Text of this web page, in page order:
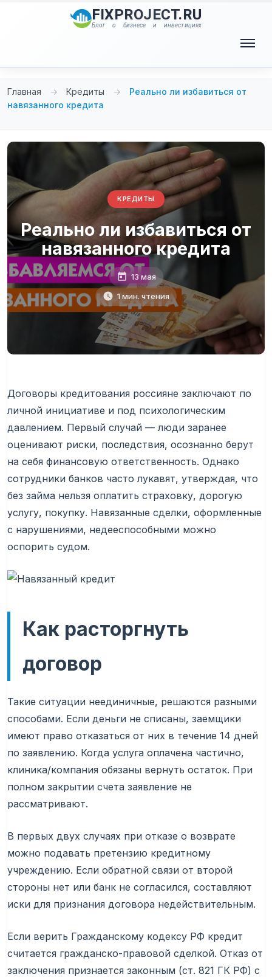
FIXPROJECT.RU
Блог о бизнесе и инвестициях
Главная → Кредиты →
Реально ли избавиться от
навязанного кредита
КРЕДИТЫ
Реально ли избавиться от
навязанного кредита
13 мая
1 мин. чтения
Договоры кредитования россияне заключают по
личной инициативе и под психологическим
давлением. Первый случай — люди заранее
оценивают риски, последствия, осознанно берут
на себя финансовую ответственность. Однако
сотрудники банков часто лукавят, утверждая, что
без займа нельзя оплатить страховку, дорогую
услугу, покупку. Навязанные сделки, оформленные
с нарушениями, недееспособными можно
оспорить судом.
Как расторгнуть
договор
Такие ситуации неединичные, решаются разными
способами. Если деньги не списаны, заемщики
имеют право отказаться от них в течение 14 дней
по заявлению. Когда услуга оплачена частично,
клиника/компания обязаны вернуть остаток. При
полном закрытии счета заявление не
рассматривают.
В первых двух случаях при отказе о возврате
можно подавать претензию кредитному
учреждению. Если обратной связи от второй
стороны нет или банк не согласился, составляют
иски для признания договора недействительным.
Если верить Гражданскому кодексу РФ кредит
считается гражданско-правовой сделкой. Отказ от
заключения признается законным (ст. 821 ГК РФ) с